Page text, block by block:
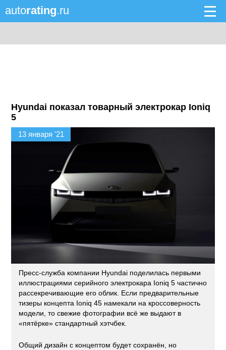
autorating.ru
Hyundai показал товарный электрокар Ioniq
5
13 января '21
Пресс-служба компании Hyundai поделилась первыми
иллюстрациями серийного электрокара Ioniq 5 частично
рассекречивающие его облик. Если предварительные
тизеры концепта Ioniq 45 намекали на кроссоверность
модели, то свежие фотографии всё же выдают в
«пятёрке» стандартный хэтчбек.
Общий дизайн с концептом будет сохранён, но